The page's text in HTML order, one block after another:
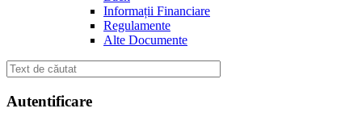
Informații Financiare
Regulamente
Alte Documente
Autentificare